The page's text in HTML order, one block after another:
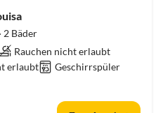
2 Bäder
Rauchen nicht erlaubt
erlaubt
Geschirrspüler